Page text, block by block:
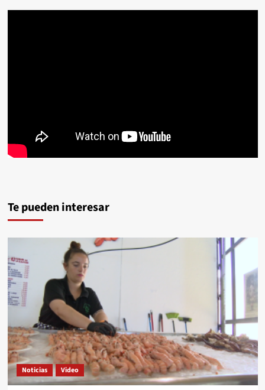
Te pueden interesar
Noticias Video